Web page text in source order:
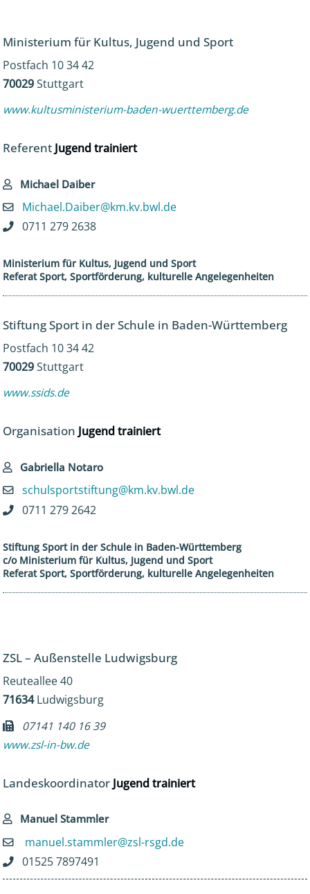
Ministerium für Kultus, Jugend und Sport
Postfach 10 34 42
70029Stuttgart
www.kultusministerium-baden-wuerttemberg.de
ReferentJugend trainiert
Michael Daiber
Michael.Daiber@km.kv.bwl.de
0711 279 2638
Ministerium für Kultus, Jugend und Sport
Referat Sport, Sportförderung, kulturelle Angelegenheiten
Stiftung Sport in der Schule in Baden-Württemberg
Postfach 10 34 42
70029Stuttgart
www.ssids.de
Organisation Jugend trainiert
Gabriella Notaro
schulsportstiftung@km.kv.bwl.de
0711 279 2642
Stiftung Sport in der Schule in Baden-Württemberg
c/o Ministerium für Kultus, Jugend und Sport
Referat Sport, Sportförderung, kulturelle Angelegenheiten
ZSL – Außenstelle Ludwigsburg
Reuteallee 40
71634Ludwigsburg
07141 140 16 39
www.zsl-in-bw.de
Landeskoordinator Jugend trainiert
Manuel Stammler
manuel.stammler@zsl-rsgd.de
01525 7897491